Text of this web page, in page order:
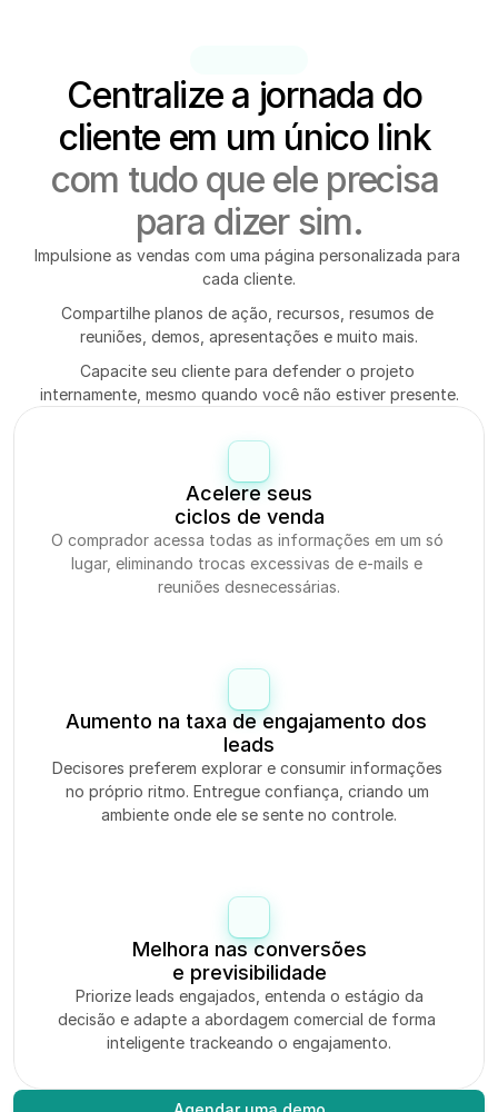
Centralize a jornada do
cliente em um único link
com tudo que ele precisa
para dizer sim.
Impulsione as vendas com uma página personalizada para
cada cliente.
Compartilhe planos de ação, recursos, resumos de
reuniões, demos, apresentações e muito mais.
Capacite seu cliente para defender o projeto
internamente, mesmo quando você não estiver presente.
Acelere seus
ciclos de venda
O comprador acessa todas as informações em um só
lugar, eliminando trocas excessivas de e-mails e
reuniões desnecessárias.
Aumento na taxa de engajamento dos
leads
Decisores preferem explorar e consumir informações
no próprio ritmo. Entregue confiança, criando um
ambiente onde ele se sente no controle.
Melhora nas conversões
e previsibilidade
Priorize leads engajados, entenda o estágio da
decisão e adapte a abordagem comercial de forma
inteligente trackeando o engajamento.